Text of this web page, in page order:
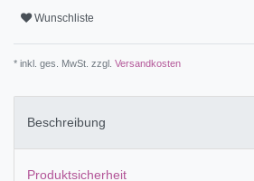
Wunschliste
* inkl. ges. MwSt. zzgl. Versandkosten
Beschreibung
Produktsicherheit